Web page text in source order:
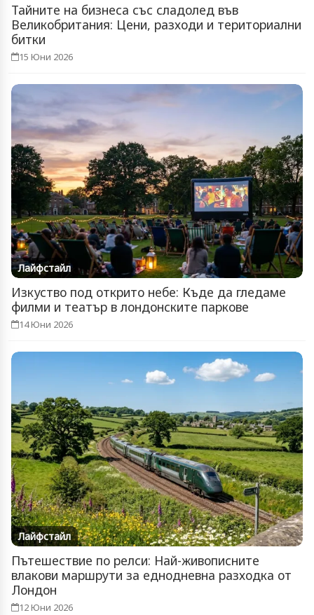
Тайните на бизнеса със сладолед във
Великобритания: Цени, разходи и териториални
битки
15 Юни 2026
Лайфстайл
Изкуство под открито небе: Къде да гледаме
филми и театър в лондонските паркове
14 Юни 2026
Лайфстайл
Пътешествие по релси: Най-живописните
влакови маршрути за еднодневна разходка от
Лондон
12 Юни 2026